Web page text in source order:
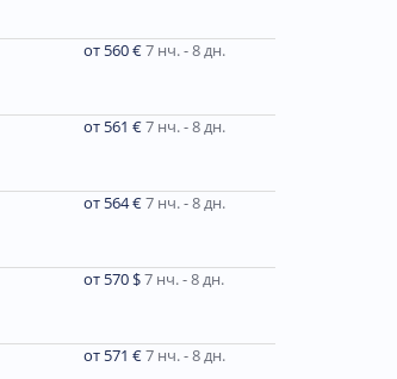
от 560 €7 нч. - 8 дн.
от 561 €7 нч. - 8 дн.
от 564 €7 нч. - 8 дн.
от 570 $7 нч. - 8 дн.
от 571 €7 нч. - 8 дн.